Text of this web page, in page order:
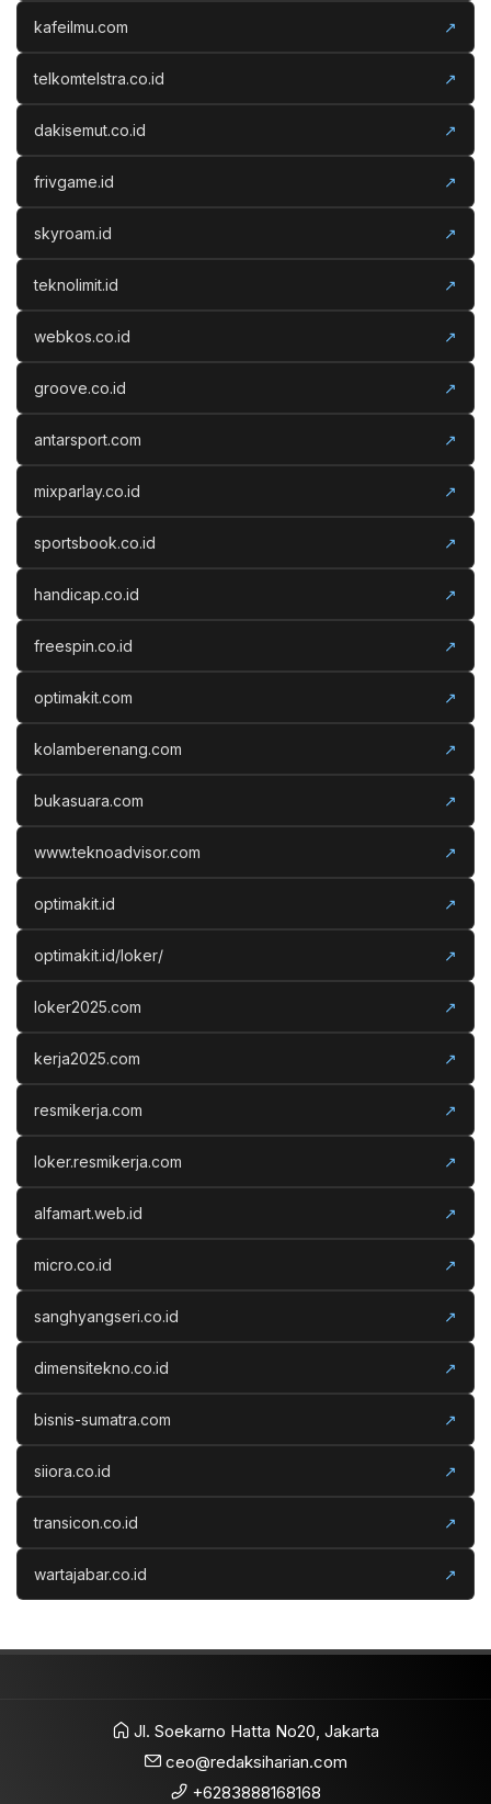
kafeilmu.com ↗
telkomtelstra.co.id ↗
dakisemut.co.id ↗
frivgame.id ↗
skyroam.id ↗
teknolimit.id ↗
webkos.co.id ↗
groove.co.id ↗
antarsport.com ↗
mixparlay.co.id ↗
sportsbook.co.id ↗
handicap.co.id ↗
freespin.co.id ↗
optimakit.com ↗
kolamberenang.com ↗
bukasuara.com ↗
www.teknoadvisor.com ↗
optimakit.id ↗
optimakit.id/loker/ ↗
loker2025.com ↗
kerja2025.com ↗
resmikerja.com ↗
loker.resmikerja.com ↗
alfamart.web.id ↗
micro.co.id ↗
sanghyangseri.co.id ↗
dimensitekno.co.id ↗
bisnis-sumatra.com ↗
siiora.co.id ↗
transicon.co.id ↗
wartajabar.co.id ↗
Jl. Soekarno Hatta No20, Jakarta
ceo@redaksiharian.com
+6283888168168